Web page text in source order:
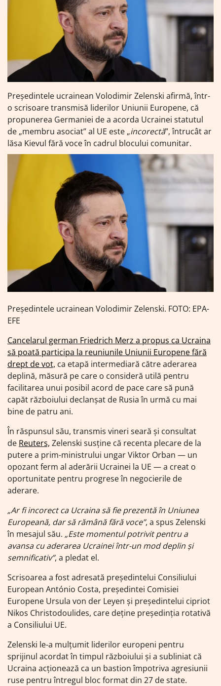
Președintele ucrainean Volodimir Zelenski afirmă, într-
o scrisoare transmisă liderilor Uniunii Europene, că
propunerea Germaniei de a acorda Ucrainei statutul
de „membru asociat” al UE este „incorectă”, întrucât ar
lăsa Kievul fără voce în cadrul blocului comunitar.
Președintele ucrainean Volodimir Zelenski. FOTO: EPA-
EFE
Cancelarul german Friedrich Merz a propus ca Ucraina
să poată participa la reuniunile Uniunii Europene fără
drept de vot, ca etapă intermediară către aderarea
deplină, măsură pe care o consideră utilă pentru
facilitarea unui posibil acord de pace care să pună
capăt războiului declanșat de Rusia în urmă cu mai
bine de patru ani.
În răspunsul său, transmis vineri seară și consultat
de Reuters, Zelenski susține că recenta plecare de la
putere a prim-ministrului ungar Viktor Orban — un
opozant ferm al aderării Ucrainei la UE — a creat o
oportunitate pentru progrese în negocierile de
aderare.
„Ar fi incorect ca Ucraina să fie prezentă în Uniunea
Europeană, dar să rămână fără voce”, a spus Zelenski
în mesajul său. „Este momentul potrivit pentru a
avansa cu aderarea Ucrainei într-un mod deplin şi
semnificativ”, a pledat el.
Scrisoarea a fost adresată președintelui Consiliului
European António Costa, președintei Comisiei
Europene Ursula von der Leyen și președintelui cipriot
Nikos Christodoulides, care deține președinția rotativă
a Consiliului UE.
Zelenski le-a mulțumit liderilor europeni pentru
sprijinul acordat în timpul războiului și a subliniat că
Ucraina acționează ca un bastion împotriva agresiunii
ruse pentru întregul bloc format din 27 de state.